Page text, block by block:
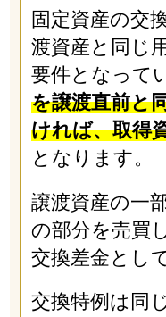
固定資産の交
渡資産と同じ
要件となって
を譲渡直前と
ければ、取得
となります。
譲渡資産の一
の部分を売買
交換差金とし
交換特例は同